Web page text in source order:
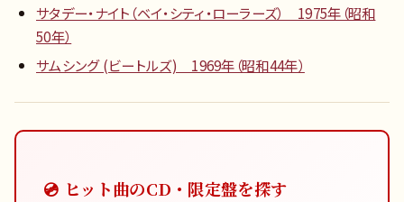
サタデー・ナイト（ベイ・シティ・ローラーズ） 1975年（昭和
50年）
サムシング (ビートルズ) 1969年（昭和44年）
💿 ヒット曲のCD・限定盤を探す